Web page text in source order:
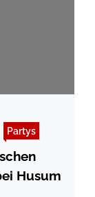
Partys
Husum